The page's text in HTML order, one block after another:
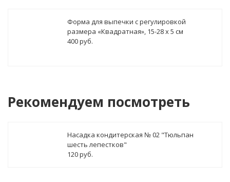
Форма для выпечки с регулировкой
размера «Квадратная», 15-28 х 5 см
400 руб.
Рекомендуем посмотреть
Насадка кондитерская № 02 "Тюльпан
шесть лепестков"
120 руб.